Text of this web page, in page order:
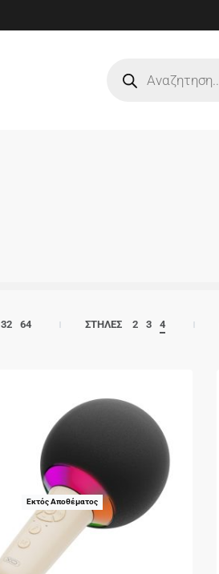
32 64 ΣΤΗΛΕΣ 2 3 4
Εκτός Αποθέματος